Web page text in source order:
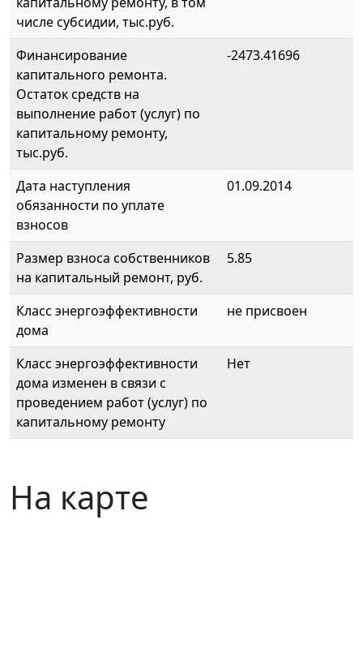
числе субсидии, тыс.руб.
Финансирование
капитального ремонта.
Остаток средств на
выполнение работ (услуг) по
капитальному ремонту,
тыс.руб.
-2473.41696
Дата наступления
обязанности по уплате
взносов
01.09.2014
Размер взноса собственников
на капитальный ремонт, руб.
5.85
Класс энергоэффективности
дома
не присвоен
Класс энергоэффективности
дома изменен в связи с
проведением работ (услуг) по
капитальному ремонту
Нет
На карте